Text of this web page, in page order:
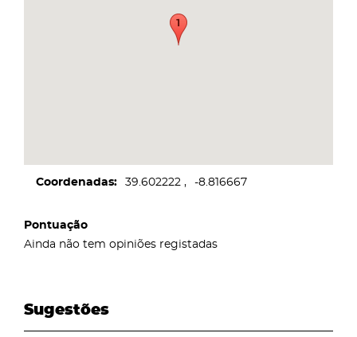
Coordenadas 39.602222 -8.816667
Pontuação
Ainda não tem opiniões registadas
Sugestões